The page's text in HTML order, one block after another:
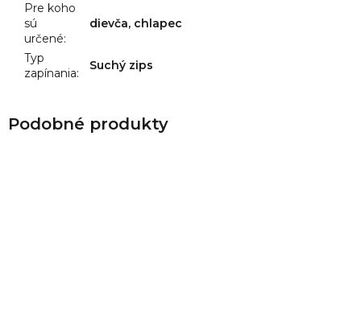
Pre koho
sú
určené:
dievča, chlapec
Typ
zapínania:
Suchý zips